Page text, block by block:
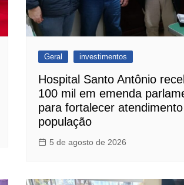
Geral investimentos
Hospital Santo Antônio
100 mil em emenda
para fortalecer
população
5 de agosto de 2026